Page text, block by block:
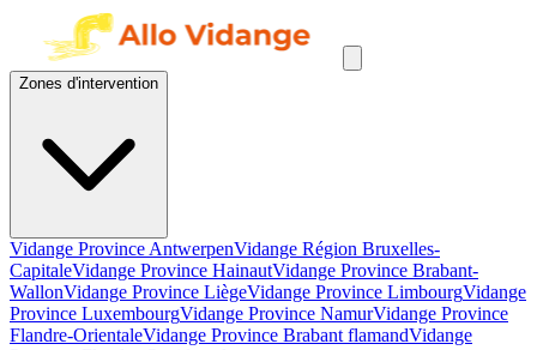
Zones d'intervention
Vidange Province AntwerpenVidange Région Bruxelles-
CapitaleVidange Province HainautVidange Province Brabant-
WallonVidange Province LiègeVidange Province LimbourgVidange
Province LuxembourgVidange Province NamurVidange Province
Flandre-OrientaleVidange Province Brabant flamandVidange